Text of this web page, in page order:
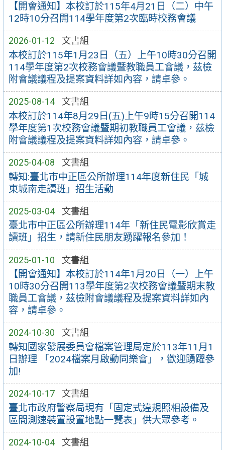
【開會通知】本校訂於115年4月21日（二）中午
12時10分召開114學年度第2次臨時校務會議
2026-01-12 文書組
本校訂於115年1月23日（五）上午10時30分召開
114學年度第2次校務會議暨教職員工會議，茲檢
附會議議程及提案資料詳如內容，請卓參。
2025-08-14 文書組
本校訂於114年8月29日(五)上午9時15分召開114
學年度第1次校務會議暨期初教職員工會議，茲檢
附會議議程及提案資料詳如內容，請卓參。
2025-04-08 文書組
轉知:臺北市中正區公所辦理114年度新住民「城
東城南走讀班」招生活動
2025-03-04 文書組
臺北市中正區公所辦理114年「新住民電影欣賞走
讀班」招生，請新住民朋友踴躍報名參加！
2025-01-10 文書組
【開會通知】本校訂於114年1月20日（一）上午
10時30分召開113學年度第2次校務會議暨期末教
職員工會議，茲檢附會議議程及提案資料詳如內
容，請卓參。
2024-10-30 文書組
轉知國家發展委員會檔案管理局定於113年11月1
日辦理 「2024檔案月啟動同樂會」，歡迎踴躍參
加!
2024-10-17 文書組
臺北市政府警察局現有「固定式違規照相設備及
區間測速裝置設置地點一覽表」供大眾參考。
2024-10-04 文書組